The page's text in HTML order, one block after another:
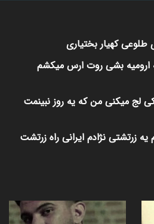
طلوعی کهیار بختیاری
ارومیه بشی روت ارس میکشم
لج میکنی من که یه روز نبینمت
زرتشتی نژادم ایرانی راه زرتشت